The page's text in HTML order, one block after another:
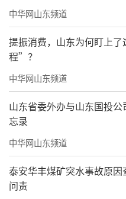
中华网山东频道
提振消费，山东为何盯上
程”？
中华网山东频道
山东省委外办与山东国投
忘录
中华网山东频道
泰安华丰煤矿突水事故原
问责